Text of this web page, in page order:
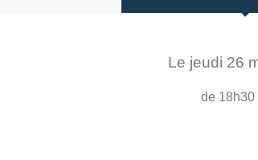
Le jeudi 26
de 18h30